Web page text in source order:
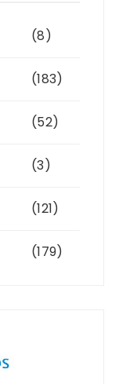
(8)
(183)
(52)
(3)
(121)
(179)